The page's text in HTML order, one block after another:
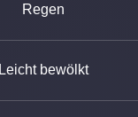
Regen
Leicht bewölkt